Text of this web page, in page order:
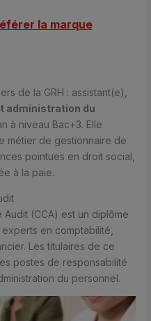
la marque
de la GRH : assistant(e),
administration du
à niveau Bac+3. Elle
métier de gestionnaire de
pointues en droit social,
à la paie.
(CCA) est un diplôme
en comptabilité,
Les titulaires de ce
postes de responsabilité
du personnel.